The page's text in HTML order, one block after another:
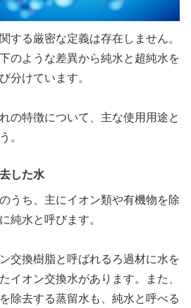
する厳密な定義は存在しません。
のような差異から純水と超純水を
分けています。
の特徴について、主な使用用途と
。
した水
うち、主にイオン類や有機物を除
純水と呼びます。
交換樹脂と呼ばれるろ過材に水を
イオン交換水があります。また、
除去する蒸留水も、純水と呼べる